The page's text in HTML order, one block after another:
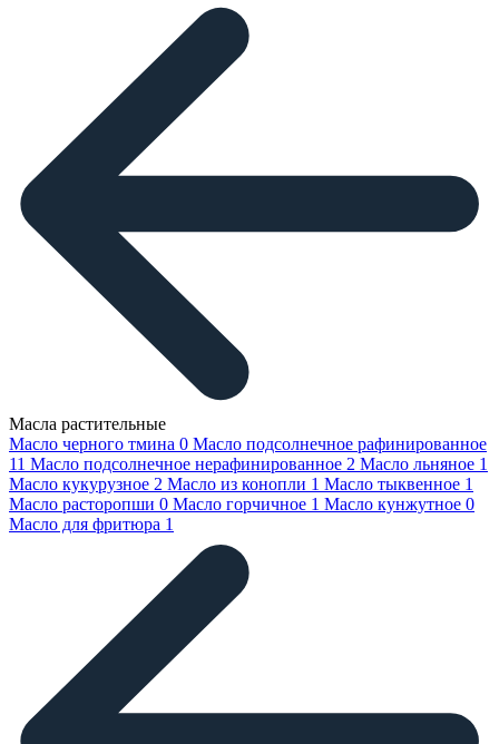
Масла растительные
Масло черного тмина 0 Масло подсолнечное рафинированное
11 Масло подсолнечное нерафинированное 2 Масло льняное 1
Масло кукурузное 2 Масло из конопли 1 Масло тыквенное 1
Масло расторопши 0 Масло горчичное 1 Масло кунжутное 0
Масло для фритюра 1